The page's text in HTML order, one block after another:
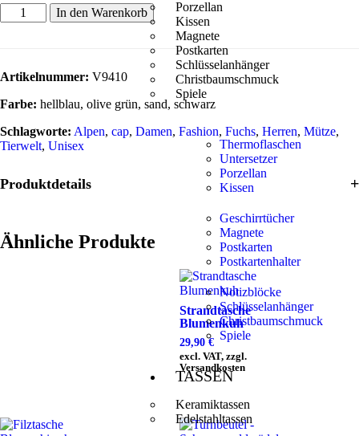
Porzellan
Kissen
Magnete
Postkarten
Schlüsselanhänger
Christbaumschmuck
Spiele
Thermoflaschen
Untersetzer
Porzellan
Kissen
Geschirrtücher
Magnete
Postkarten
Postkartenhalter
Notizblöcke
Schlüsselanhänger
Christbaumschmuck
Spiele
TASSEN
Keramiktassen
Edelstahltassen
In den Warenkorb
Artikelnummer: V9410
Farbe: hellblau, olive grün, sand, schwarz
Schlagworte: Alpen, cap, Damen, Fashion, Fuchs, Herren, Mütze,
Tierwelt, Unisex
Produktdetails
Ähnliche Produkte
Strandtasche
Blumenkuh
29,90€
excl. VAT, zzgl.
Versandkosten